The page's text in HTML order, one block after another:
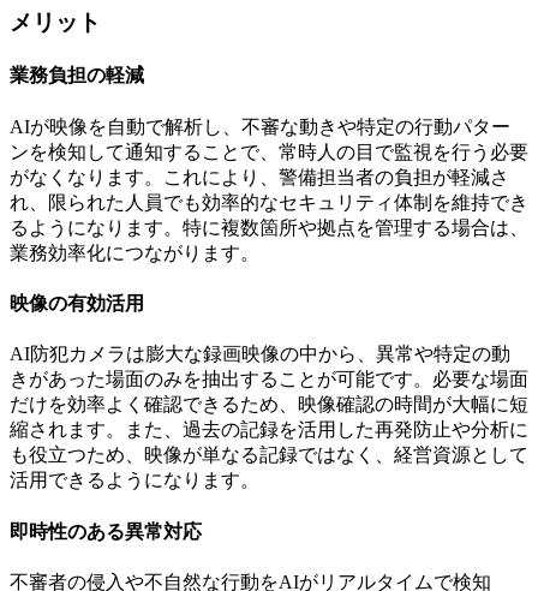
メリット
業務負担の軽減
AIが映像を自動で解析し、不審な動きや特定の行動パター
ンを検知して通知することで、常時人の目で監視を行う必要
がなくなります。これにより、警備担当者の負担が軽減さ
れ、限られた人員でも効率的なセキュリティ体制を維持でき
るようになります。特に複数箇所や拠点を管理する場合は、
業務効率化につながります。
映像の有効活用
AI防犯カメラは膨大な録画映像の中から、異常や特定の動
きがあった場面のみを抽出することが可能です。必要な場面
だけを効率よく確認できるため、映像確認の時間が大幅に短
縮されます。また、過去の記録を活用した再発防止や分析に
も役立つため、映像が単なる記録ではなく、経営資源として
活用できるようになります。
即時性のある異常対応
不審者の侵入や不自然な行動をAIがリアルタイムで検知